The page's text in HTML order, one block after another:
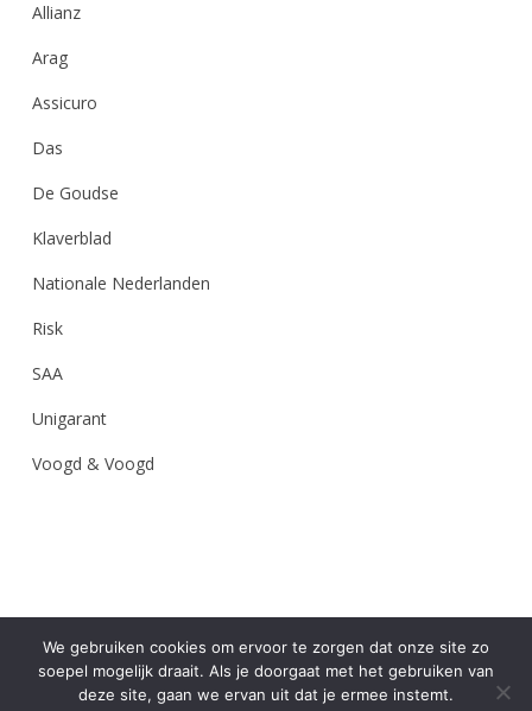
Allianz
Arag
Assicuro
Das
De Goudse
Klaverblad
Nationale Nederlanden
Risk
SAA
Unigarant
Voogd & Voogd
We gebruiken cookies om ervoor te zorgen dat onze site zo
soepel mogelijk draait. Als je doorgaat met het gebruiken van
deze site, gaan we ervan uit dat je ermee instemt.